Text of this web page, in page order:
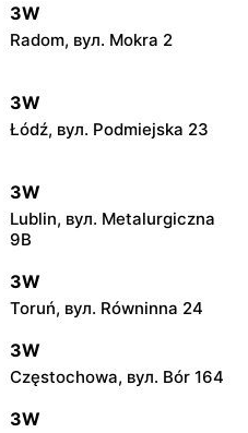
3W
Radom, вул. Mokra 2
3W
Łódź, вул. Podmiejska 23
3W
Lublin, вул. Metalurgiczna
9B
3W
Toruń, вул. Równinna 24
3W
Częstochowa, вул. Bór 164
3W